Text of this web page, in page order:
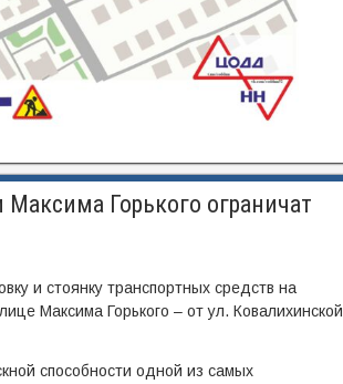
Горького ограничат
и стоянку транспортных средств на
Максима Горького – от ул. Ковалихинской
способности одной из самых